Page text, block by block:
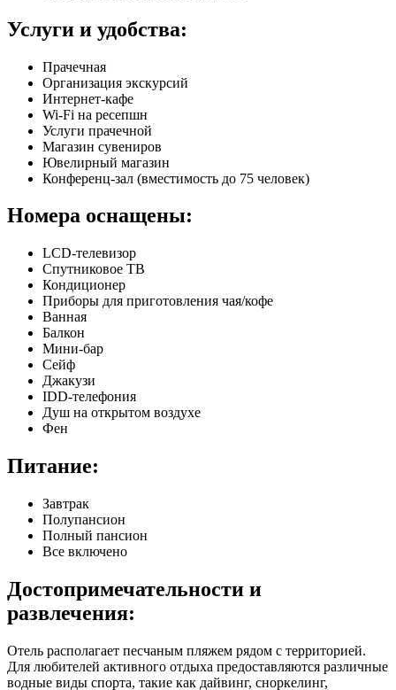
Услуги и удобства:
Прачечная
Организация экскурсий
Интернет-кафе
Wi-Fi на ресепшн
Услуги прачечной
Магазин сувениров
Ювелирный магазин
Конференц-зал (вместимость до 75 человек)
Номера оснащены:
LCD-телевизор
Спутниковое ТВ
Кондиционер
Приборы для приготовления чая/кофе
Ванная
Балкон
Мини-бар
Сейф
Джакузи
IDD-телефония
Душ на открытом воздухе
Фен
Питание:
Завтрак
Полупансион
Полный пансион
Все включено
Достопримечательности и
развлечения:
Отель располагает песчаным пляжем рядом с территорией.
Для любителей активного отдыха предоставляются различные
водные виды спорта, такие как дайвинг, сноркелинг,